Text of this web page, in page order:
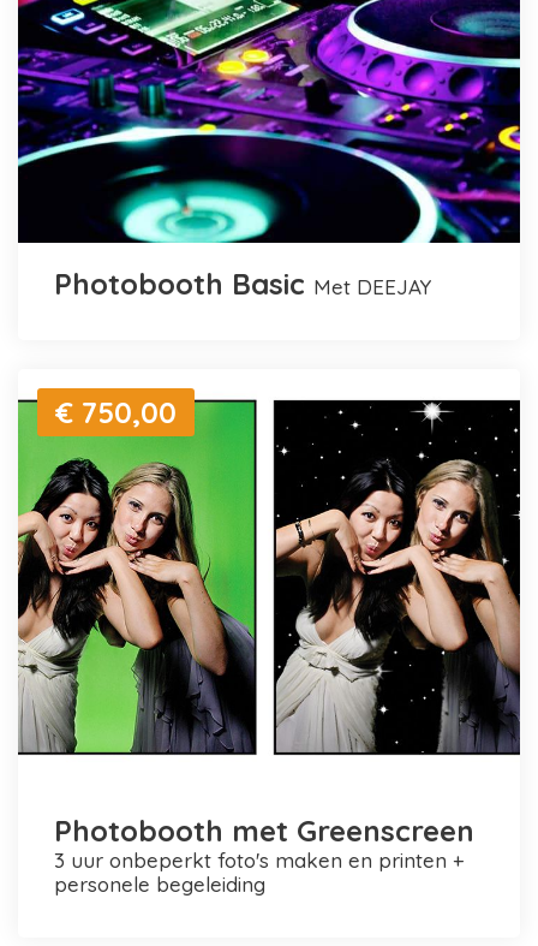
Photobooth Basic met DEEJAY
€ 750,00
Photobooth met Greenscreen
3 uur onbeperkt foto's maken en printen +
personele begeleiding